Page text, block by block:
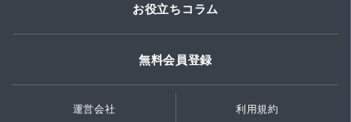
お役立ちコラム
無料会員登録
運営会社 利用規約